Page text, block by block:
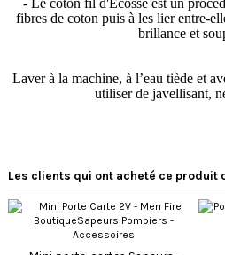
- Le coton fil d'Écosse est un
fibres de coton puis à les lier entre-
brillance et
Laver à la machine, à l’eau tiède et
utiliser de javellisant,
Les clients qui ont acheté ce produit